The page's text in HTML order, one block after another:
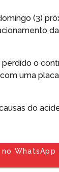
(3)
o
uma
do